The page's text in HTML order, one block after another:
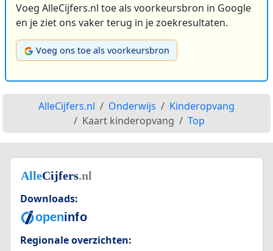
Voeg AlleCijfers.nl toe als voorkeursbron in Google
en je ziet ons vaker terug in je zoekresultaten.
Voeg ons toe als voorkeursbron
AlleCijfers.nl Onderwijs
Kinderopvang
Kaart kinderopvang
Top
Downloads:
Regionale overzichten: